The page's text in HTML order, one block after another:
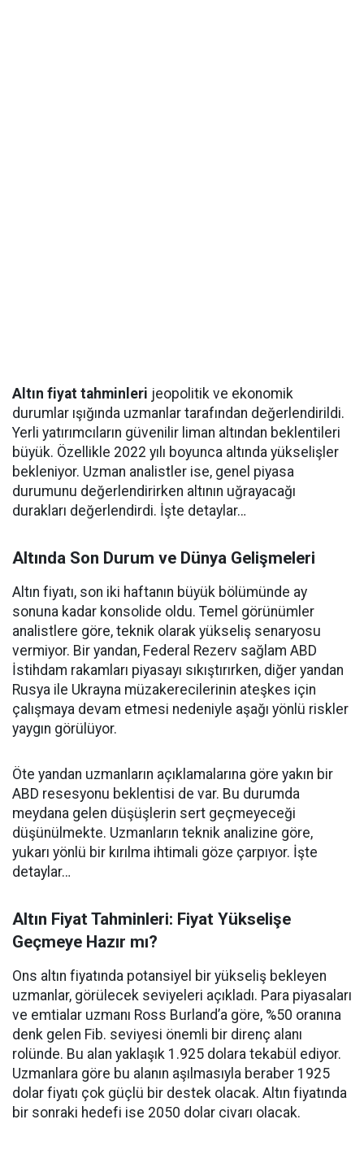
Altın fiyat tahminleri jeopolitik ve ekonomik
durumlar ışığında uzmanlar tarafından değerlendirildi.
Yerli yatırımcıların güvenilir liman altından beklentileri
büyük. Özellikle 2022 yılı boyunca altında yükselişler
bekleniyor. Uzman analistler ise, genel piyasa
durumunu değerlendirirken altının uğrayacağı
durakları değerlendirdi. İşte detaylar…
Altında Son Durum ve Dünya Gelişmeleri
Altın fiyatı, son iki haftanın büyük bölümünde ay
sonuna kadar konsolide oldu. Temel görünümler
analistlere göre, teknik olarak yükseliş senaryosu
vermiyor. Bir yandan, Federal Rezerv sağlam ABD
İstihdam rakamları piyasayı sıkıştırırken, diğer yandan
Rusya ile Ukrayna müzakerecilerinin ateşkes için
çalışmaya devam etmesi nedeniyle aşağı yönlü riskler
yaygın görülüyor.
Öte yandan uzmanların açıklamalarına göre yakın bir
ABD resesyonu beklentisi de var. Bu durumda
meydana gelen düşüşlerin sert geçmeyeceği
düşünülmekte. Uzmanların teknik analizine göre,
yukarı yönlü bir kırılma ihtimali göze çarpıyor. İşte
detaylar…
Altın Fiyat Tahminleri: Fiyat Yükselişe
Geçmeye Hazır mı?
Ons altın fiyatında potansiyel bir yükseliş bekleyen
uzmanlar, görülecek seviyeleri açıkladı. Para piyasaları
ve emtialar uzmanı Ross Burland’a göre, %50 oranına
denk gelen Fib. seviyesi önemli bir direnç alanı
rolünde. Bu alan yaklaşık 1.925 dolara tekabül ediyor.
Uzmanlara göre bu alanın aşılmasıyla beraber 1925
dolar fiyatı çok güçlü bir destek olacak. Altın fiyatında
bir sonraki hedefi ise 2050 dolar civarı olacak.